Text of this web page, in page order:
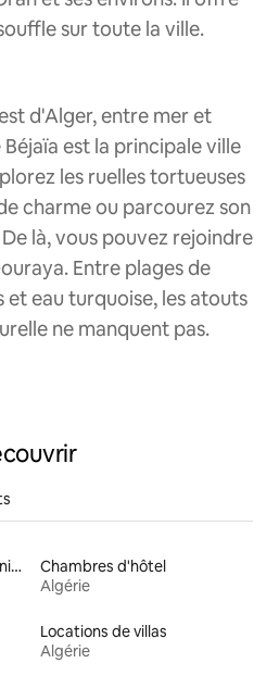
sur toute la ville.
d'Alger, entre mer et
est la principale ville
les ruelles tortueuses
charme ou parcourez son
là, vous pouvez rejoindre
Entre plages de
et eau turquoise, les atouts
ne manquent pas.
Locations adaptées aux animaux
Chambres d'hôtel
Algérie
Locations de villas
Algérie